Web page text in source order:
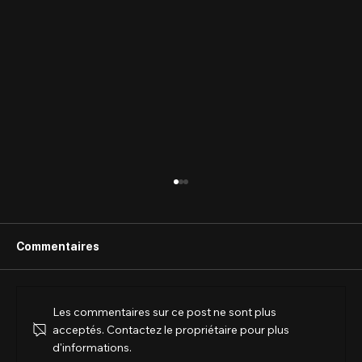
Commentaires
Les commentaires sur ce post ne sont plus
acceptés. Contactez le propriétaire pour plus
d'informations.